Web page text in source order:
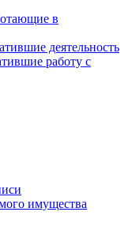
в
деятельность
работу с
имущества